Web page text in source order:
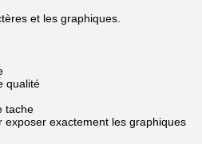
et les graphiques.
qualité
tache
exactement les graphiques